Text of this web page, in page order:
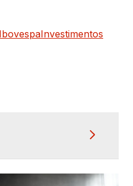
IbovespaInvestimentos